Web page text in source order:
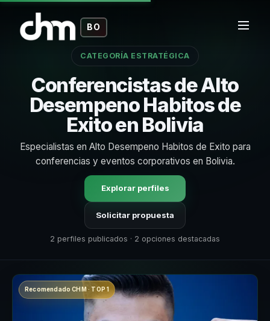
BO
CATEGORÍA ESTRATÉGICA
Conferencistas de Alto
Desempeno Habitos de
Exito en Bolivia
Especialistas en Alto Desempeno Habitos de Exito para
conferencias y eventos corporativos en Bolivia.
Explorar perfiles
Solicitar propuesta
2 perfiles publicados · 2 opciones destacadas
Recomendado CHM · TOP 1